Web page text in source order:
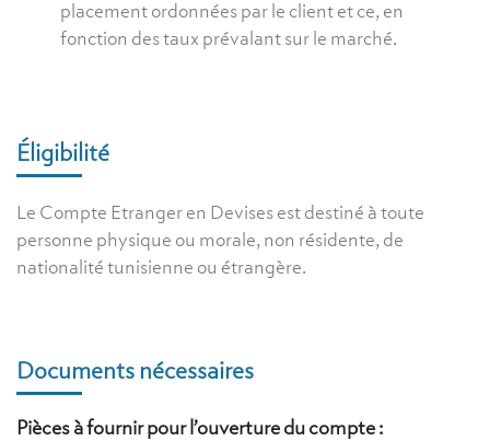
placement ordonnées par le client et ce, en
fonction des taux prévalant sur le marché.
Éligibilité
Le Compte Etranger en Devises est destiné à toute
personne physique ou morale, non résidente, de
nationalité tunisienne ou étrangère.
Documents nécessaires
Pièces à fournir pour l’ouverture du compte :